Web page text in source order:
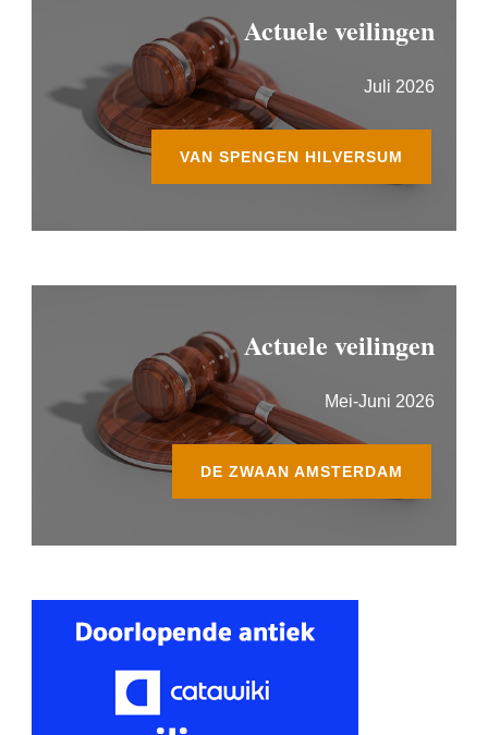
Actuele veilingen
Juli 2026
VAN SPENGEN HILVERSUM
Actuele veilingen
Mei-Juni 2026
DE ZWAAN AMSTERDAM